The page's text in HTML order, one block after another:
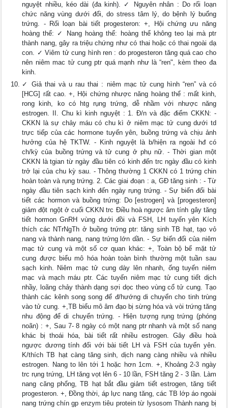
nguyệt nhiều, kéo dài (đa kinh). ✓ Nguyên nhân : Do rối loạn
chức năng vùng dưới đổi, do stress tâm lý, do bệnh lý buổng
trứng. - Rối loạn bài tiết progesteron: +, Hội chứng ưu năng
hoàng thể: ✓ Nang hoàng thể: hoàng thể không teo lại mà ptr
thành nang, gây ra triệu chứng như có thai hoặc có thai ngoài dạ
con. ✓ Viêm tử cung hình ren : do progesteron tăng quá cao cho
nên niêm mac tử cung ptr quá mạnh như là “ren", kèm theo đa
kinh.
✓ Giả thai và u rau thai : niêm mạc tử cung hình “ren” và có
[HCG] rất cao. +, Hội chứng nhược năng hoàng thể : mất kinh,
rong kinh, ko có htg rụng trứng, dễ nhầm với nhược năng
estrogen. II. Chu kì kinh nguyệt : 1. Đ/n và đặc điểm CKKN: -
CKKN là sự chảy máu có chu kì ở niêm mạc tử cung dưới td
trực tiếp của các hormone tuyến yên, buồng trứng và chịu ảnh
hưởng của hệ TKTW. - Kinh nguyệt là b/hiện ra ngoài hđ có
ch/kỳ của buồng trứng và tử cung ở phụ nữ. - Thời gian một
CKKN là tgian từ ngày đầu tiên có kinh đến trc ngày đầu có kinh
trở lại của chu kỳ sau. - Thông thường 1 CKKN có 1 trứng chin
hoàn toàn và rụng trứng. 2. Các giai đoạn : a, GĐ tăng sinh : - Từ
ngày đầu tiên sạch kinh đến ngày rụng trứng. - Sự biến đổi bài
tiết các hormon và buồng trứng: Do [estrogen] và [progesteron]
giảm đột ngột ở cuối CKKN trc Điều hoà ngược âm tính gây tăng
tiết hormon GnRH vùng dưới đồi và FSH, LH tuyến yên Kích
thích các NTrNgTh ở buồng trứng ptr: tăng sinh TB hạt, tạo vỏ
nang và thành nang, nang trứng lớn dần. - Sự biến đối của niêm
mạc tử cung và một số cơ quan khác: +, Toàn bộ bể mặt tử
cung được biểu mô hóa hoàn toàn bình thường một tuần sau
sạch kinh. Niêm mạc tử cung dày lên nhanh, ống tuyến niêm
mạc và mạch máu ptr. Các tuyến niêm mạc tử cung tiết dịch
nhầy, loãng chảy thành dạng sợi dọc theo vùng cổ tử cung. Tạo
thành các kênh song song để đ/hướng di chuyển cho tinh trùng
vào tử cung. +,TB biểu mô âm đạo bị sừng hóa và vòi trứng tăng
nhu động để di chuyển trứng. - Hiện tượng rụng trứng (phóng
noãn) : +, Sau 7- 8 ngày có một nang ptr nhanh và một số nang
khác bị thoái hóa, bài tiết rất nhiều estrogen. Gây điều hoà
ngược dương tính đối với bài tiết LH và FSH của tuyến yên.
K/thích TB hạt càng tăng sinh, dịch nang càng nhiều và nhiều
estrogen. Nang to lên tới 1 hoặc hơn 1cm. +, Khoảng 2-3 ngày
trc rụng trứng, LH tăng vọt lên 6 - 10 lần, FSH tăng 2 - 3 lần. Làm
nang căng phổng, TB hạt bắt đầu giảm tiết estrogen, tăng tiết
progesteron. +, Đồng thời, áp lực nang tăng, các TB lớp áo ngoài
nang trứng chín gp enzym tiêu protein từ lysosom Thành nang bị